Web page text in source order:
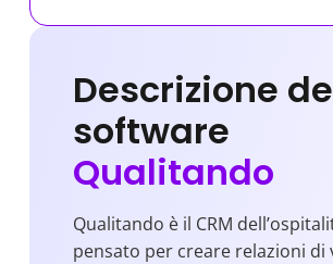
Descrizione
software
Qualitando
Qualitando è il CRM
pensato per creare relazioni di